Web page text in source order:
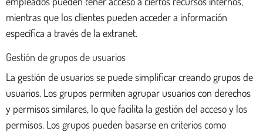
mientras que los clientes pueden acceder a información
específica a través de la extranet.
Gestión de grupos de usuarios
La gestión de usuarios se puede simplificar creando grupos de
usuarios. Los grupos permiten agrupar usuarios con derechos
y permisos similares, lo que facilita la gestión del acceso y los
permisos. Los grupos pueden basarse en criterios como